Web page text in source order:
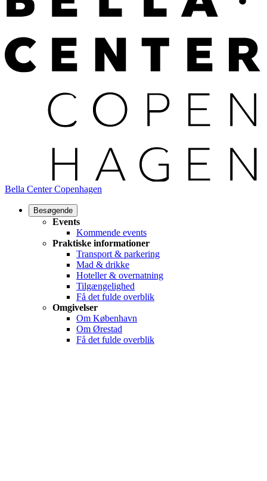
Bella Center Copenhagen
Besøgende
Events
Kommende events
Praktiske informationer
Transport & parkering
Mad & drikke
Hoteller & overnatning
Tilgængelighed
Få det fulde overblik
Omgivelser
Om København
Om Ørestad
Få det fulde overblik